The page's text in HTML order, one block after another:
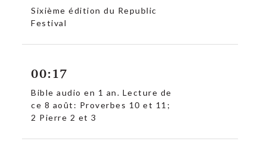
Sixième édition du Republic
Festival
00:17
Bible audio en 1 an. Lecture de
ce 8 août: Proverbes 10 et 11;
2 Pierre 2 et 3